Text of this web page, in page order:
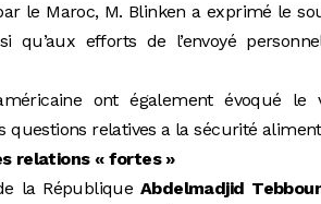
le Maroc, M. Blinken a exprimé le
qu’aux efforts de l’envoyé
ont également évoqué le
relatives a la sécurité
relations « fortes »
la RépubliqueAbdelmadjid